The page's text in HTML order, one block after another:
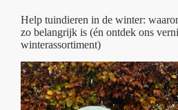
Help tuindieren in de winter:
zo belangrijk is (én ontdek ons
winterassortiment)